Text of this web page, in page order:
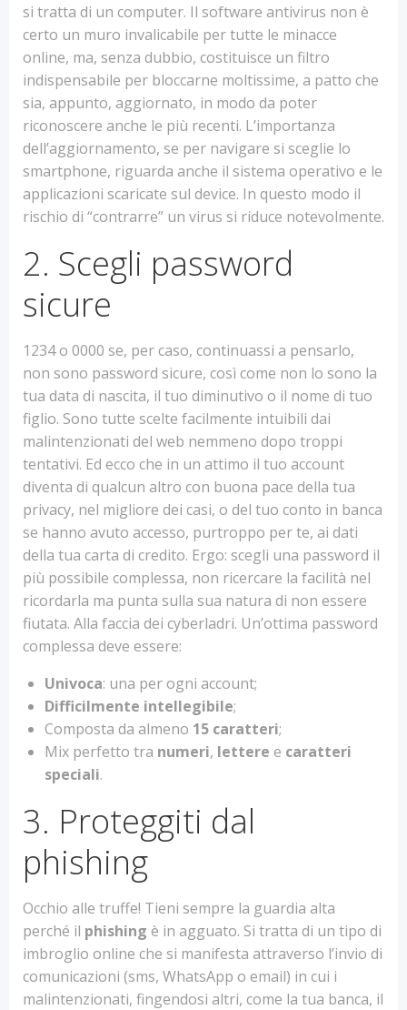
si tratta di un computer. Il software antivirus non è
certo un muro invalicabile per tutte le minacce
online, ma, senza dubbio, costituisce un filtro
indispensabile per bloccarne moltissime, a patto che
sia, appunto, aggiornato, in modo da poter
riconoscere anche le più recenti. L’importanza
dell’aggiornamento, se per navigare si sceglie lo
smartphone, riguarda anche il sistema operativo e le
applicazioni scaricate sul device. In questo modo il
rischio di “contrarre” un virus si riduce notevolmente.
2. Scegli password
sicure
1234 o 0000 se, per caso, continuassi a pensarlo,
non sono password sicure, così come non lo sono la
tua data di nascita, il tuo diminutivo o il nome di tuo
figlio. Sono tutte scelte facilmente intuibili dai
malintenzionati del web nemmeno dopo troppi
tentativi. Ed ecco che in un attimo il tuo account
diventa di qualcun altro con buona pace della tua
privacy, nel migliore dei casi, o del tuo conto in banca
se hanno avuto accesso, purtroppo per te, ai dati
della tua carta di credito. Ergo: scegli una password il
più possibile complessa, non ricercare la facilità nel
ricordarla ma punta sulla sua natura di non essere
fiutata. Alla faccia dei cyberladri. Un’ottima password
complessa deve essere:
Univoca: una per ogni account;
Difficilmente intellegibile;
Composta da almeno 15 caratteri;
Mix perfetto tra numeri, lettere e caratteri
speciali.
3. Proteggiti dal
phishing
Occhio alle truffe! Tieni sempre la guardia alta
perché il phishing è in agguato. Si tratta di un tipo di
imbroglio online che si manifesta attraverso l’invio di
comunicazioni (sms, WhatsApp o email) in cui i
malintenzionati, fingendosi altri, come la tua banca, il